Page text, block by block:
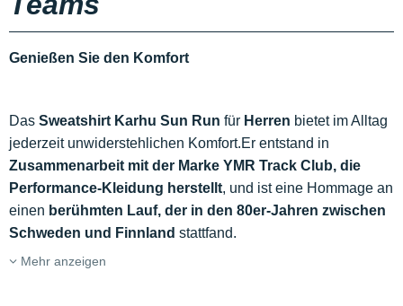
Genießen Sie den Komfort
Das Sweatshirt Karhu Sun Run für Herren bietet im Alltag
jederzeit unwiderstehlichen Komfort.Er entstand in
Zusammenarbeit mit der Marke YMR Track Club, die
Performance-Kleidung herstellt, und ist eine Hommage an
einen berühmten Lauf, der in den 80er-Jahren zwischen
Schweden und Finnland stattfand.
Mehr anzeigen